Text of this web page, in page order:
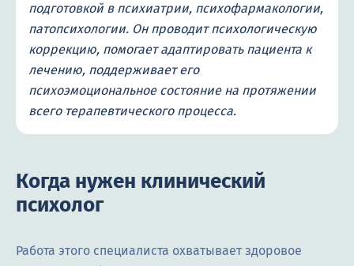
подготовкой в психиатрии, психофармакологии,
патопсихологии. Он проводит психологическую
коррекцию, помогает адаптировать пациента к
лечению, поддерживает его
психоэмоциональное состояние на протяжении
всего терапевтического процесса.
Когда нужен клинический
психолог
Работа этого специалиста охватывает здоровое